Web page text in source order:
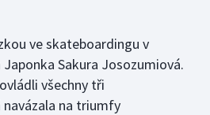
ve skateboardingu v
Sakura Josozumiová.
všechny tři
na triumfy